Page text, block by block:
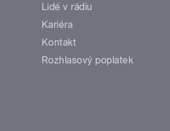
Lidé v rádiu
Kariéra
Kontakt
Rozhlasový poplatek